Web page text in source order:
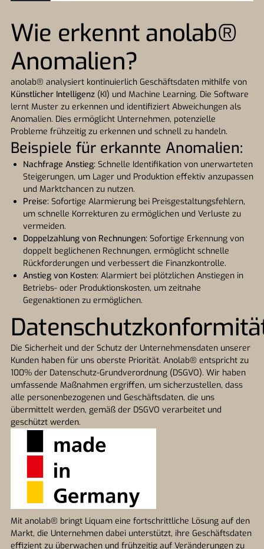
Wie erkennt anolab®
Anomalien?
anolab® analysiert kontinuierlich Geschäftsdaten mithilfe von
Künstlicher Intelligenz (KI) und Machine Learning. Die Software
lernt Muster zu erkennen und identifiziert Abweichungen als
Anomalien. Dies ermöglicht Unternehmen, potenzielle
Probleme frühzeitig zu erkennen und schnell zu handeln.
Beispiele für erkannte Anomalien:
Nachfrage Anstieg: Schnelle Identifikation von unerwarteten
Steigerungen, um Lager und Produktion effektiv anzupassen
und Marktchancen zu nutzen.
Preise: Sofortige Alarmierung bei Preisgestaltungsfehlern,
um schnelle Korrekturen zu ermöglichen und Verluste zu
vermeiden.
Doppelzahlung von Rechnungen: Sofortige Erkennung von
doppelt beglichenen Rechnungen, ermöglicht schnelle
Rückforderungen und verbessert die Finanzkontrolle.
Anstieg von Kosten: Alarmiert bei plötzlichen Anstiegen in
Betriebs- oder Produktionskosten, um zeitnahe
Gegenaktionen zu ermöglichen.
Die Sicherheit und der Schutz der Unternehmensdaten unserer
Kunden haben für uns oberste Priorität. Anolab® entspricht zu
100% der Datenschutz-Grundverordnung (DSGVO). Wir haben
umfassende Maßnahmen ergriffen, um sicherzustellen, dass
alle personenbezogenen und Geschäftsdaten, die uns
übermittelt werden, gemäß der DSGVO verarbeitet und
geschützt werden.
Mit anolab® bringt Liquam eine fortschrittliche Lösung auf den
Markt, die Unternehmen dabei unterstützt, ihre Geschäftsdaten
effizient zu überwachen und frühzeitig auf Veränderungen zu